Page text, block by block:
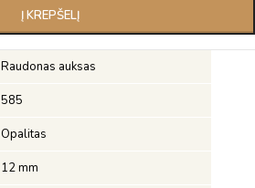
Į KREPŠELĮ
Raudonas auksas
585
Opalitas
12 mm